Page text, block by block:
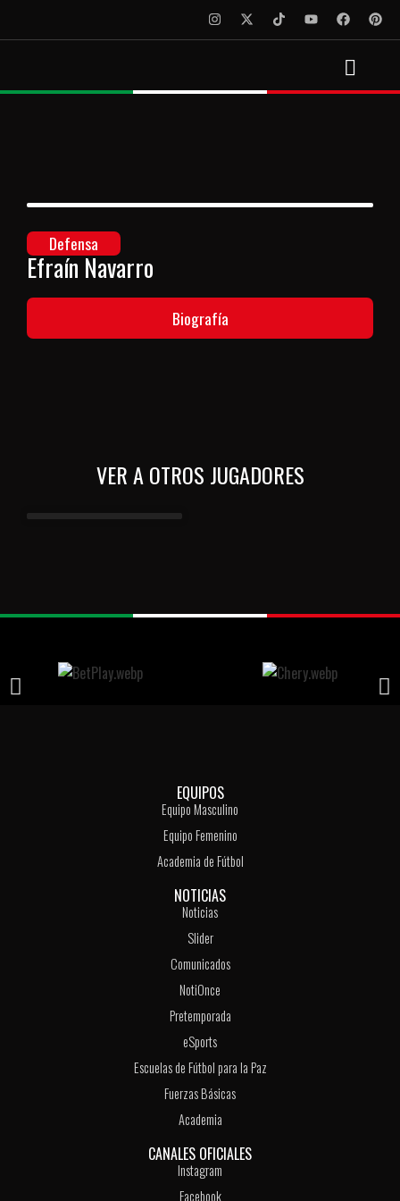
Defensa
Efraín Navarro
Biografía
VER A OTROS JUGADORES
EQUIPOS
Equipo Masculino
Equipo Femenino
Academia de Fútbol
NOTICIAS
Noticias
Slider
Comunicados
NotiOnce
Pretemporada
eSports
Escuelas de Fútbol para la Paz
Fuerzas Básicas
Academia
CANALES OFICIALES
Instagram
Facebook